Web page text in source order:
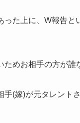
った上に、W報告
ためお相手の方が
手(嫁)が元タレント